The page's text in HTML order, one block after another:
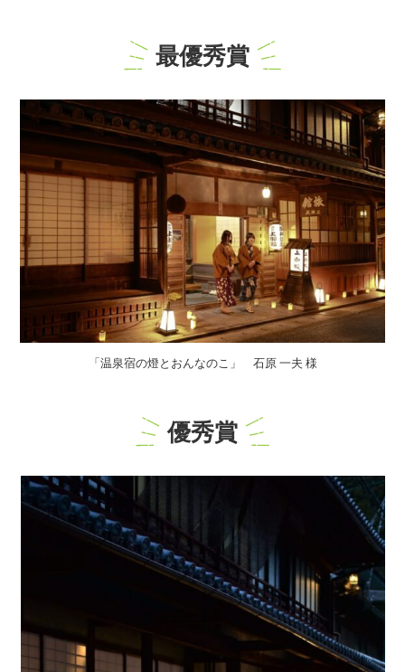
最優秀賞
「温泉宿の燈とおんなのこ」 石原 一夫 様
優秀賞